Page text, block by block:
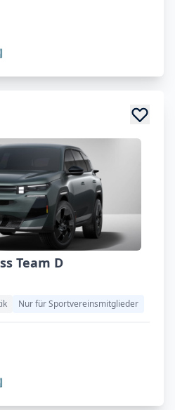
Team D
Nur für Sportvereinsmitglieder